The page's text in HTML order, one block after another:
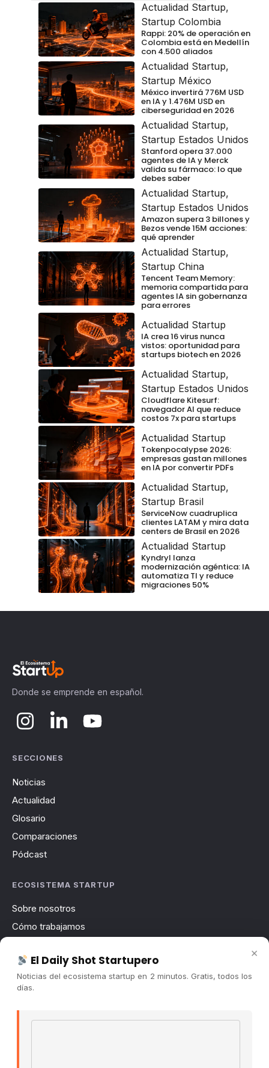
Actualidad Startup,
Startup Colombia
Rappi: 20% de operación en
Colombia está en Medellín
con 4.500 aliados
Actualidad Startup,
Startup México
México invertirá 776M USD
en IA y 1.476M USD en
ciberseguridad en 2026
Actualidad Startup,
Startup Estados Unidos
Stanford opera 37.000
agentes de IA y Merck
valida su fármaco: lo que
debes saber
Actualidad Startup,
Startup Estados Unidos
Amazon supera 3 billones y
Bezos vende 15M acciones:
qué aprender
Actualidad Startup,
Startup China
Tencent Team Memory:
memoria compartida para
agentes IA sin gobernanza
para errores
Actualidad Startup
IA crea 16 virus nunca
vistos: oportunidad para
startups biotech en 2026
Actualidad Startup,
Startup Estados Unidos
Cloudflare Kitesurf:
navegador AI que reduce
costos 7x para startups
Actualidad Startup
Tokenpocalypse 2026:
empresas gastan millones
en IA por convertir PDFs
Actualidad Startup,
Startup Brasil
ServiceNow cuadruplica
clientes LATAM y mira data
centers de Brasil en 2026
Actualidad Startup
Kyndryl lanza
modernización agéntica: IA
automatiza TI y reduce
migraciones 50%
Donde se emprende en español.
SECCIONES
Noticias
Actualidad
Glosario
Comparaciones
Pódcast
ECOSISTEMA STARTUP
Sobre nosotros
Cómo trabajamos
Contacto
Publicidad
×
El Daily Shot Startupero
Noticias del ecosistema startup en 2 minutos. Gratis, todos los
días.